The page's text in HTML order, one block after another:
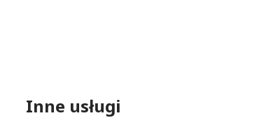
Inne usługi